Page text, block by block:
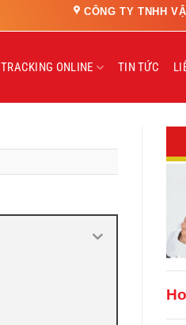
CÔNG TY TNHH
TRACKING ONLINE TIN TỨC